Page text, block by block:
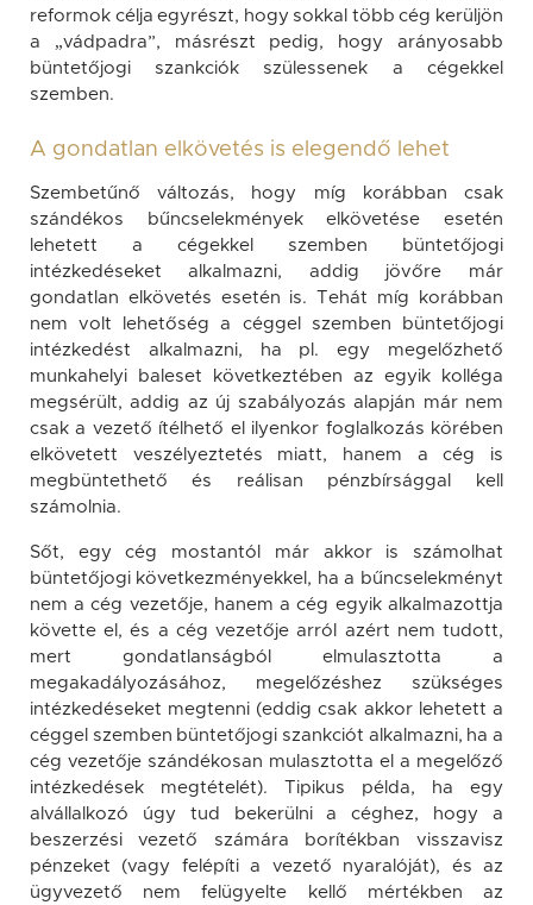
reformok célja egyrészt, hogy sokkal több cég kerüljön
a „vádpadra”, másrészt pedig, hogy arányosabb
büntetőjogi szankciók szülessenek a cégekkel
szemben.
A gondatlan elkövetés is elegendő lehet
Szembetűnő változás, hogy míg korábban csak
szándékos bűncselekmények elkövetése esetén
lehetett a cégekkel szemben büntetőjogi
intézkedéseket alkalmazni, addig jövőre már
gondatlan elkövetés esetén is. Tehát míg korábban
nem volt lehetőség a céggel szemben büntetőjogi
intézkedést alkalmazni, ha pl. egy megelőzhető
munkahelyi baleset következtében az egyik kolléga
megsérült, addig az új szabályozás alapján már nem
csak a vezető ítélhető el ilyenkor foglalkozás körében
elkövetett veszélyeztetés miatt, hanem a cég is
megbüntethető és reálisan pénzbírsággal kell
számolnia.
Sőt, egy cég mostantól már akkor is számolhat
büntetőjogi következményekkel, ha a bűncselekményt
nem a cég vezetője, hanem a cég egyik alkalmazottja
követte el, és a cég vezetője arról azért nem tudott,
mert gondatlanságból elmulasztotta a
megakadályozásához, megelőzéshez szükséges
intézkedéseket megtenni (eddig csak akkor lehetett a
céggel szemben büntetőjogi szankciót alkalmazni, ha a
cég vezetője szándékosan mulasztotta el a megelőző
intézkedések megtételét). Tipikus példa, ha egy
alvállalkozó úgy tud bekerülni a céghez, hogy a
beszerzési vezető számára borítékban visszavisz
pénzeket (vagy felépíti a vezető nyaralóját), és az
ügyvezető nem felügyelte kellő mértékben az